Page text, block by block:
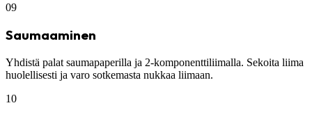
09
Saumaaminen
Yhdistä palat saumapaperilla ja 2-komponenttiliimalla. Sekoita liima
huolellisesti ja varo sotkemasta nukkaa liimaan.
10